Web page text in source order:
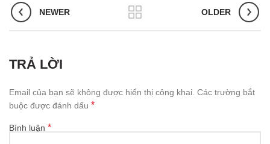
NEWER OLDER
TRẢ LỜI
Email của bạn sẽ không được hiển thị công khai. Các trường bắt
buộc được đánh dấu *
Bình luận *